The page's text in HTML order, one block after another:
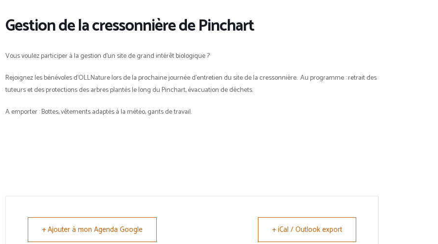
Gestion de la cressonnière de Pinchart
Vous voulez participer à la gestion d’un site de grand intérêt biologique ?
Rejoignez les bénévoles d’OLLNature lors de la prochaine journée d’entretien du site de la cressonnière. Au programme : retrait des
tuteurs et des protections des arbres plantés le long du Pinchart, évacuation de déchets.
A emporter : Bottes, vêtements adaptés à la météo, gants de travail.
+ Ajouter à mon Agenda Google + iCal / Outlook export